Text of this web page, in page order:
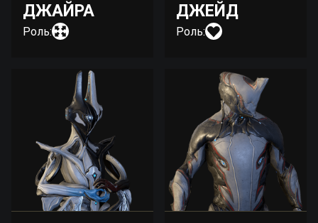
ДЖАЙРА
Роль:
ДЖЕЙД
Роль: